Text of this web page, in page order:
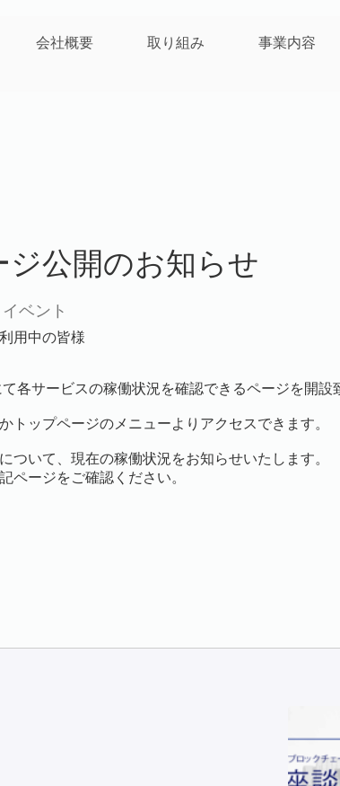
会社概要 取り組み 事業内容
ジ公開のお知らせ
イベント
用中の皆様
各サービスの稼働状況を確認できるページを開設
かトップページのメニューよりアクセスできます。
ついて、現在の稼働状況をお知らせいたします。
ページをご確認ください。